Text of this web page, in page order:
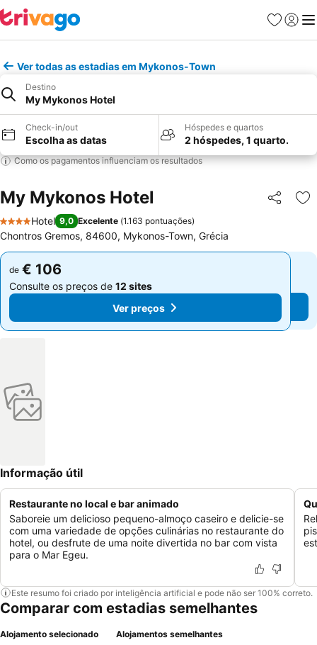
Favoritos
Iniciar
Ver todas as estadias em Mykonos-Town
Destino
My Mykonos Hotel
Check-in/out
Escolha as datas
Hóspedes e quartos
2 hóspedes, 1 quarto.
Como os pagamentos influenciam os resultados
My Mykonos Hotel Partilhar
4 Estrelas
Hotel 9,0 Excelente (1.163 pontuações)
Chontros Gremos, 84600, Mykonos-Town, Grécia
de € 106
Consulte os preços de 12 sites
Ver preços
de € 106
Consulte os preços de 12 sites
Ver preços
Informação útil
Restaurante no local e bar animado
Saboreie um delicioso pequeno-almoço caseiro e delicie-se
com uma variedade de opções culinárias no restaurante do
hotel, ou desfrute de uma noite divertida no bar com vista
para o Mar Egeu.
Este resumo foi criado por inteligência artificial e pode não ser 100% correto.
Comparar com estadias semelhantes
Alojamento selecionado Alojamentos semelhantes